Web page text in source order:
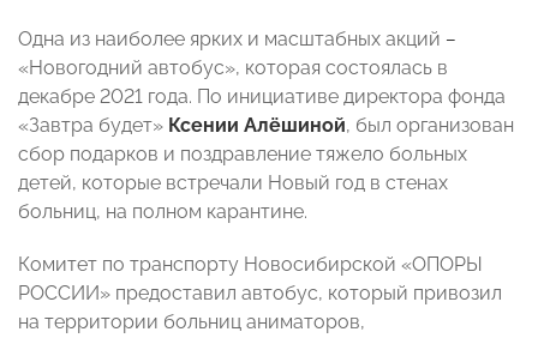
Одна из наиболее ярких и масштабных акций –
«Новогодний автобус», которая состоялась в
декабре 2021 года. По инициативе директора фонда
«Завтра будет» Ксении Алёшиной, был организован
сбор подарков и поздравление тяжело больных
детей, которые встречали Новый год в стенах
больниц, на полном карантине.
Комитет по транспорту Новосибирской «ОПОРЫ
РОССИИ» предоставил автобус, который привозил
на территории больниц аниматоров,